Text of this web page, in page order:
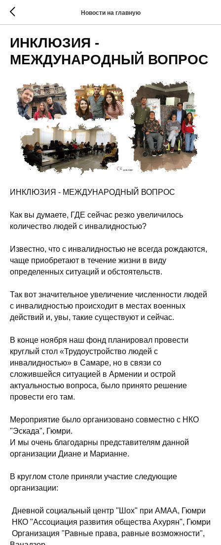
Новости на главную
ИНКЛЮЗИЯ -
МЕЖДУНАРОДНЫЙ ВОПРОС
ИНКЛЮЗИЯ - МЕЖДУНАРОДНЫЙ ВОПРОС
Как вы думаете, ГДЕ сейчас резко увеличилось
количество людей с инвалидностью?
Известно, что с инвалидностью не всегда рождаются,
чаще приобретают в течение жизни в виду
определенных ситуаций и обстоятельств.
Так вот значительное увеличение численности людей
с инвалидностью происходит в местах военных
действий и, увы, такие существуют и сейчас.
В конце ноября наш фонд планировал провести
круглый стол «Трудоустройство людей с
инвалидностью» в Самаре, но в связи со
сложившейся ситуацией в Армении и острой
актуальностью вопроса, было принято решение
провести его там.
Мероприятие было организовано совместно с НКО
"Эскада", Гюмри.
И мы очень благодарны представителям данной
организации Диане и Марианне.
В круглом столе приняли участие следующие
организации:
Дневной социальный центр "Шох" при АМАА, Гюмри
НКО "Ассоциация развития общества Ахурян", Гюмри
Организация "Равные права, равные возможности",